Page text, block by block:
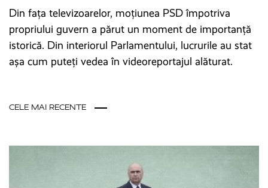
Din fața televizoarelor, moțiunea PSD împotriva
propriului guvern a părut un moment de importanță
istorică. Din interiorul Parlamentului, lucrurile au stat
așa cum puteți vedea în videoreportajul alăturat.
CELE MAI RECENTE